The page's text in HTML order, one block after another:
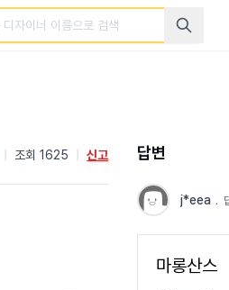
조회 1625 신고 답변
j*eea ﹒
마롱산스